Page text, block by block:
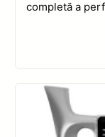
completă a